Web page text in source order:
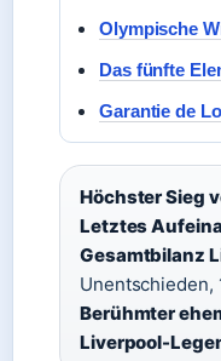
Olympische
Das fünfte
Garantie de
Höchster Sieg
Letztes
Gesamtbilanz
Unentschieden,
Berühmter
Liverpool-